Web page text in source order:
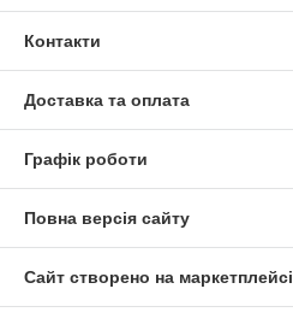
Контакти
Доставка та оплата
Графік роботи
Повна версія сайту
Сайт створено на маркетплейсі